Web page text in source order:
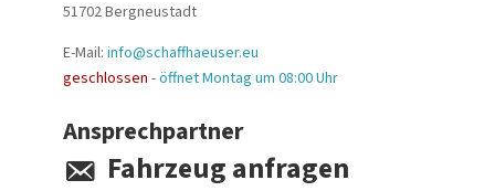
51702Bergneustadt
E-Mail: info@schaffhaeuser.eu
geschlossen -öffnet Montag um 08:00 Uhr
Ansprechpartner
Fahrzeug anfragen